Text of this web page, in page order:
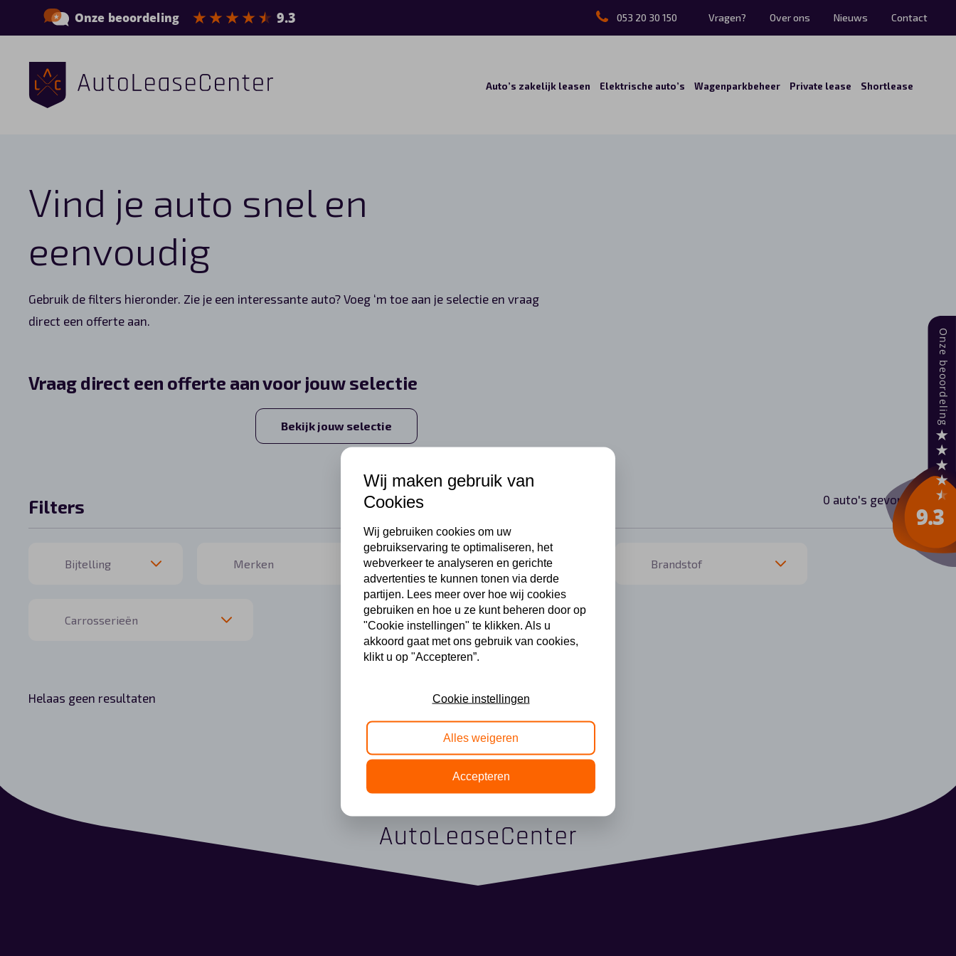
053 20 30 150 Vragen? Over ons Nieuws Contact
Auto’s zakelijk leasen Elektrische auto’s Wagenparkbeheer Private lease Shortlease
Vind je auto snel en
eenvoudig
Gebruik de filters hieronder. Zie je een interessante auto? Voeg ‘m toe aan je selectie en vraag
direct een offerte aan.
Vraag direct een offerte aan voor jouw selectie
Bekijk jouw selectie
Filters 0 auto's gevonden.
Helaas geen resultaten
Elektrische auto’s
Private lease
Shortlease
Wij maken gebruik van
Cookies
Wij gebruiken cookies om uw
gebruikservaring te optimaliseren, het
webverkeer te analyseren en gerichte
advertenties te kunnen tonen via derde
partijen. Lees meer over hoe wij cookies
gebruiken en hoe u ze kunt beheren door op
"Cookie instellingen" te klikken. Als u
akkoord gaat met ons gebruik van cookies,
klikt u op "Accepteren”.
Cookie instellingen
Alles weigeren
Accepteren